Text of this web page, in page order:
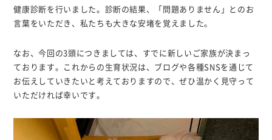
健康診断を行いました。診断の結果、「問題ありません」とのお
言葉をいただき、私たちも大きな安堵を覚えました。
なお、今回の3頭につきましては、すでに新しいご家族が決まっ
ております。これからの生育状況は、ブログや各種SNSを通じて
お伝えしていきたいと考えておりますので、ぜひ温かく見守って
いただければ幸いです。